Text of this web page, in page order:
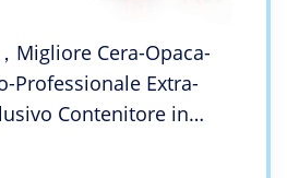
Migliore Cera-Opaca-
Professionale Extra-
Contenitore in
Regalo